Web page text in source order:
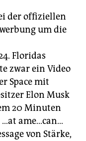
der offiziellen
um die
Floridas
zwar ein Video
Space mit
Elon Musk
20 Minuten
…at ame…can…
von Stärke,